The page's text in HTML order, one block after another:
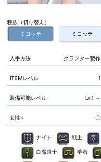
種族（切り替え）
ミコッテ
ミコッテ
入手方法 クラフター製作
ITEMレベル 1
装備可能レベル Lv.1 ～
女性♀ 〇
ナイト 戦士
白魔道士 学者